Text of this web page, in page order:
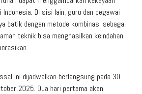
Di sisi lain, guru dan pegawai
batik dengan metode kombinasi sebagai
teknik bisa menghasilkan keindahan
ini dijadwalkan berlangsung pada 30
2025. Dua hari pertama akan